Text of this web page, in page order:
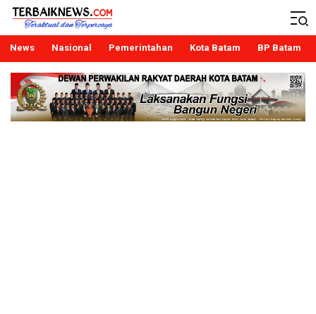
Terbaiknews
Teraktual dan Terpercaya
News Nasional Pemerintahan Kota Batam BP Batam